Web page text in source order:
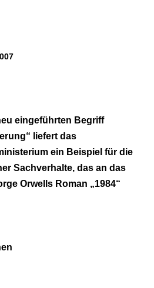
eingeführten Begriff
liefert das
ein Beispiel für die
Sachverhalte, das an das
Orwells Roman „1984“